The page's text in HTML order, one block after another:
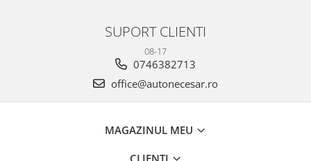
SUPORT CLIENTI
08-17
0746382713
office@autonecesar.ro
MAGAZINUL MEU
CLIENTI